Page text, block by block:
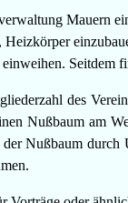
Mauern
Seitdem
des
Nußbaum am
Nußbaum